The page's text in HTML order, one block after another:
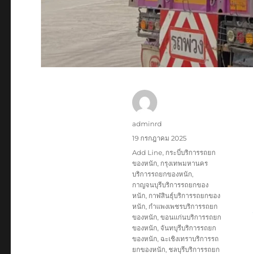
ผู้
adminrd
เขียน
เมื่อ
19 กรกฎาคม 2025
ป้าย
กำกับ
Add Line, กระบี่บริการรถยก
ของหนัก, กรุงเทพมหานคร
บริการรถยกของหนัก,
กาญจนบุรีบริการรถยกของ
หนัก, กาฬสินธุ์บริการรถยกของ
หนัก, กำแพงเพชรบริการรถยก
ของหนัก, ขอนแก่นบริการรถยก
ของหนัก, จันทบุรีบริการรถยก
ของหนัก, ฉะเชิงเทราบริการรถ
ยกของหนัก, ชลบุรีบริการรถยก